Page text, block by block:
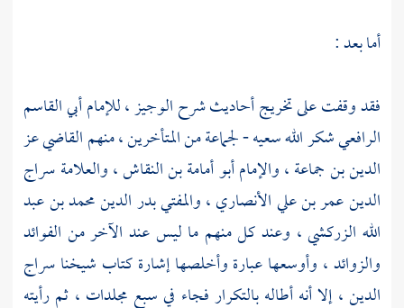
أما بعد :
فقد وقفت على تخريج أحاديث شرح الوجيز ، للإمامأبي القاسم
الرافعيشكر الله سعيه - لجماعة من المتأخرين ، منهم القاضيعز
الدين بن جماعة، والإمامأبو أمامة بن النقاش، والعلامةسراج
الدين عمر بن علي الأنصاري، والمفتيبدر الدين محمد بن عبد
الله الزركشي، وعند كل منهم ما ليس عند الآخر من الفوائد
والزوائد ، وأوسعها عبارة وأخلصها إشارة كتاب شيخناسراج
الدين، إلا أنه أطاله بالتكرار فجاء في سبع مجلدات ، ثم رأيته